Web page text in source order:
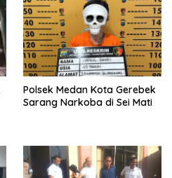
Polsek Medan Kota Gerebek
Sarang Narkoba di Sei Mati